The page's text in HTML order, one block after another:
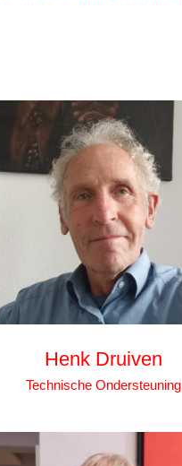
Henk Druiven
Technische Ondersteuning